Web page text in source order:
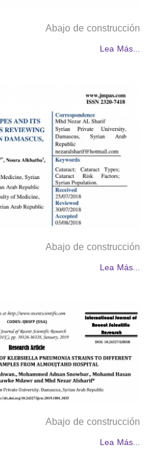
Abajo de construcción
Lea Más...
Abajo de construcción
Lea Más...
Abajo de construcción
Lea Más...